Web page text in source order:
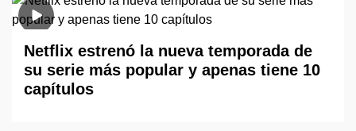
Netflix estrenó la nueva temporada de
su serie más popular y apenas tiene 10
capítulos